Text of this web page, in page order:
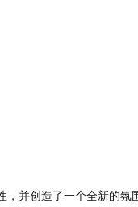
，并创造了一个全新的氛